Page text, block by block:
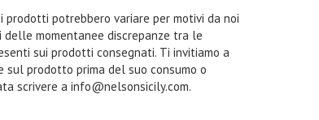
potrebbero variare per motivi da noi
momentanee discrepanze tra le
sui prodotti consegnati. Ti invitiamo a
prodotto prima del suo consumo o
scrivere a info@nelsonsicily.com.